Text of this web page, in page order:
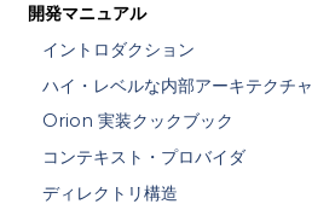
開発マニュアル
イントロダクション
ハイ・レベルな内部アーキテクチャ
Orion 実装クックブック
コンテキスト・プロバイダ
ディレクトリ構造